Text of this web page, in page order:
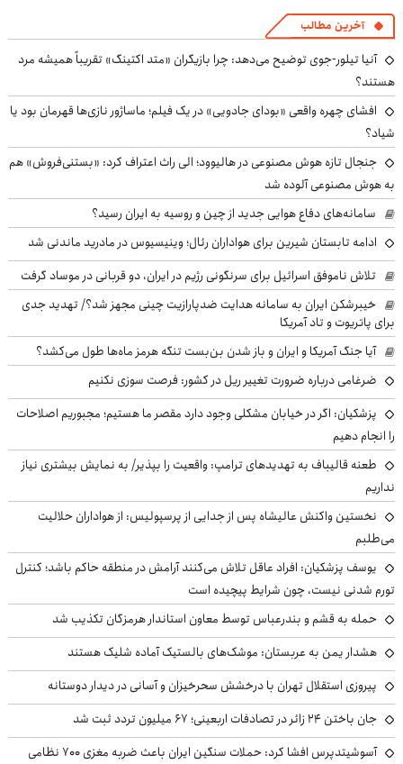
آخرین مطالب
آنیا تیلور-جوی توضیح می‌دهد: چرا بازیگران «متد اکتینگ» تقریباً همیشه مرد
هستند؟
افشای چهره واقعی «بودای جادویی» در یک فیلم؛ ماساژور نازی‌ها قهرمان بود یا
شیاد؟
جنجال تازه هوش مصنوعی در هالیوود؛ الی راث اعتراف کرد: «بستنی‌فروش» هم
به هوش مصنوعی آلوده شد
سامانه‌های دفاع هوایی جدید از چین و روسیه به ایران رسید؟
ادامه تابستان شیرین برای هواداران رئال؛ وینیسیوس در مادرید ماندنی شد
تلاش ناموفق اسرائیل برای سرنگونی رژیم در ایران، دو قربانی در موساد گرفت
خیبرشکن ایران به سامانه هدایت ضدپارازیت چینی مجهز شد؟/ تهدید جدی
برای پاتریوت و تاد آمریکا
آیا جنگ آمریکا و ایران و باز شدن بن‌بست تنگه هرمز ماه‌ها طول می‌کشد؟
ضرغامی درباره ضرورت تغییر ریل در کشور: فرصت سوزی نکنیم
پزشکیان: اگر در خیابان مشکلی وجود دارد مقصر ما هستیم؛ مجبوریم اصلاحات
را انجام دهیم
طعنه قالیباف به تهدیدهای ترامپ: واقعیت را بپذیر/ به نمایش بیشتری نیاز
نداریم
نخستین واکنش عالیشاه پس از جدایی از پرسپولیس: از هواداران حلالیت
می‌طلبم
یوسف پزشکیان: افراد عاقل تلاش می‌کنند آرامش در منطقه حاکم باشد؛ کنترل
تورم شدنی نیست، چون شرایط پیچیده است
حمله به قشم و بندرعباس توسط معاون استاندار هرمزگان تکذیب شد
هشدار یمن به عربستان: موشک‌های بالستیک آماده شلیک هستند
پیروزی استقلال تهران با درخشش سحرخیزان و آسانی در دیدار دوستانه
جان باختن ۲۴ زائر در تصادفات اربعینی؛ ۶۷ میلیون تردد ثبت شد
آسوشیتدپرس افشا کرد: حملات سنگین ایران باعث ضربه مغزی ۷۰۰ نظامی